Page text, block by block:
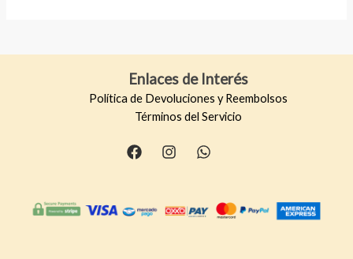
Enlaces de Interés
Política de Devoluciones y Reembolsos
Términos del Servicio